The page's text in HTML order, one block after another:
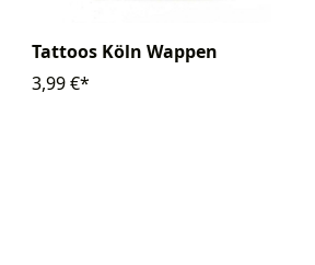
Tattoos Köln Wappen
3,99 €*